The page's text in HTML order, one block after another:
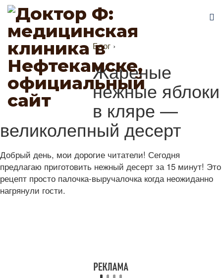
Блог ›
Жареные
нежные яблоки
в кляре —
великолепный десерт
Добрый день, мои дорогие читатели! Сегодня
предлагаю приготовить нежный десерт за 15 минут! Это
рецепт просто палочка-выручалочка когда неожиданно
нагрянули гости.